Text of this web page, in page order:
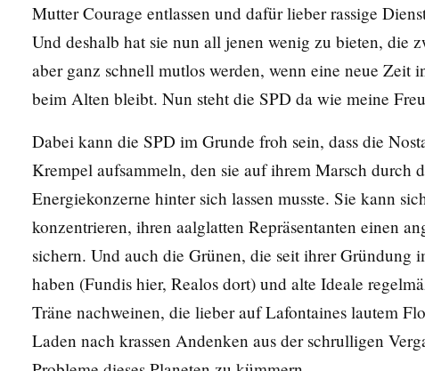
Mutter Courage entlassen und dafür lieber rassige
Und deshalb hat sie nun all jenen wenig zu bieten, die
aber ganz schnell mutlos werden, wenn eine neue Zeit
beim Alten bleibt. Nun steht die SPD da wie meine
Dabei kann die SPD im Grunde froh sein, dass die
Krempel aufsammeln, den sie auf ihrem Marsch durch
Energiekonzerne hinter sich lassen musste. Sie kann
konzentrieren, ihren aalglatten Repräsentanten einen
sichern. Und auch die Grünen, die seit ihrer Gründung
haben (Fundis hier, Realos dort) und alte Ideale
Träne nachweinen, die lieber auf Lafontaines lautem
Laden nach krassen Andenken aus der schrulligen